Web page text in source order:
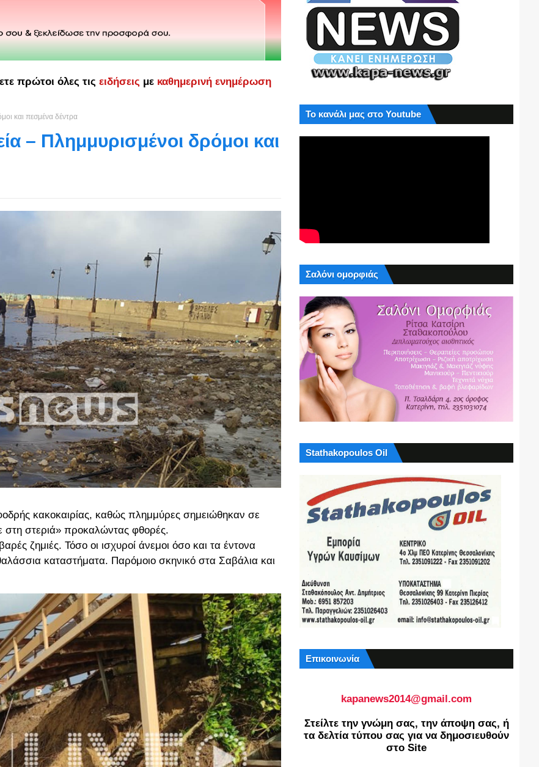
πρώτοι όλες τις ειδήσεις με καθημερινή ενημέρωση
και πεσμένα δέντρα
– Πλημμυρισμένοι δρόμοι και
κακοκαιρίας, καθώς πλημμύρες σημειώθηκαν σε
στεριά» προκαλώντας φθορές.
ζημιές. Τόσο οι ισχυροί άνεμοι όσο και τα έντονα
καταστήματα. Παρόμοιο σκηνικό στα Σαβάλια και
Το κανάλι μας στο Youtube
Σαλόνι ομορφιάς
Stathakopoulos Oil
Επικοινωνία
kapanews2014@gmail.com
Στείλτε την γνώμη σας, την άποψη σας, ή
τα δελτία τύπου σας για να δημοσιευθούν
στο Site